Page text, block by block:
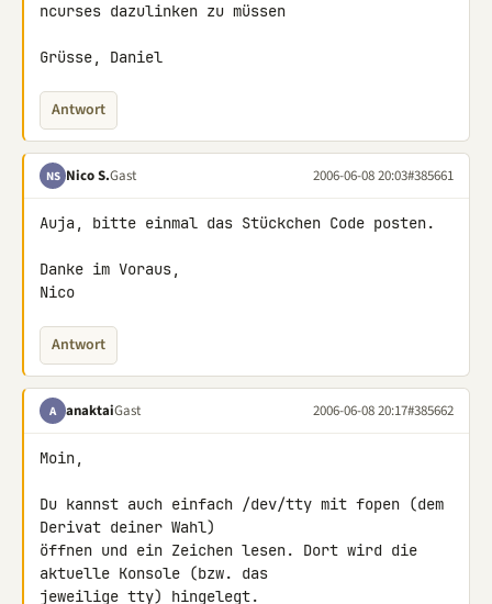
ncurses dazulinken zu müssen
Grüsse, Daniel
Antwort
NS Nico S.Gast 2006-06-08 20:03#385661
Auja, bitte einmal das Stückchen Code posten.
Danke im Voraus,
Nico
Antwort
A anaktaiGast 2006-06-08 20:17#385662
Moin,
Du kannst auch einfach /dev/tty mit fopen (dem
Derivat deiner Wahl)
öffnen und ein Zeichen lesen. Dort wird die
aktuelle Konsole (bzw. das
jeweilige tty) hingelegt.